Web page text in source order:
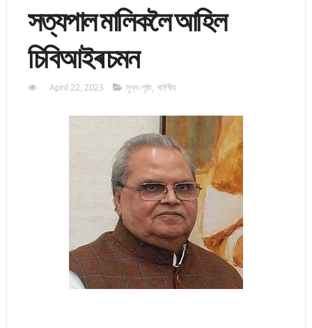
সত্যপাল মালিকলৈ‌ আহিল
চিবিআইৰ চমন
April 22, 2023 মুখ্য-পৃষ্ঠা ৰাষ্ট্ৰীয়